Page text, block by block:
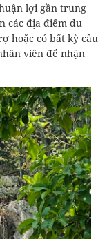
lợi gần trung
các địa điểm du
hoặc có bất kỳ câu
viên để nhận